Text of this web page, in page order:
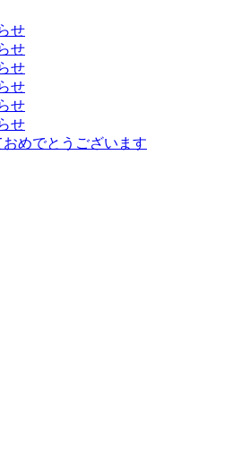
せ
せ
せ
せ
せ
せ
めでとうございます